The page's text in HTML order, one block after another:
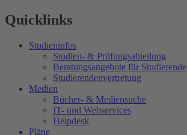
Quicklinks
Studieninfos
Studien- & Prüfungsabteilung
Beratungsangebote für Studierende
Studierendenvertretung
Medien
Bücher- & Mediensuche
IT- und Webservices
Helpdesk
Pläne